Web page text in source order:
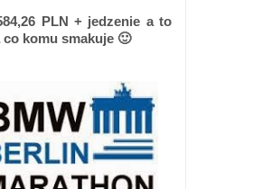
PLN + jedzenie a to
komu smakuje 🙂